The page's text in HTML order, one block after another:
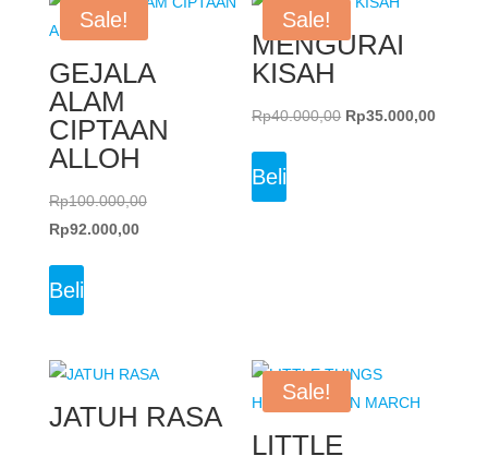
Sale!
GEJALA
ALAM
CIPTAAN
ALLOH
Rp100.000,00Original
Rp92.000,00Current
Beli
Sale!
MENGURAI
KISAH
Rp40.000,00 Original
Rp35.000,00Current
Beli
JATUH RASA
Sale!
LITTLE